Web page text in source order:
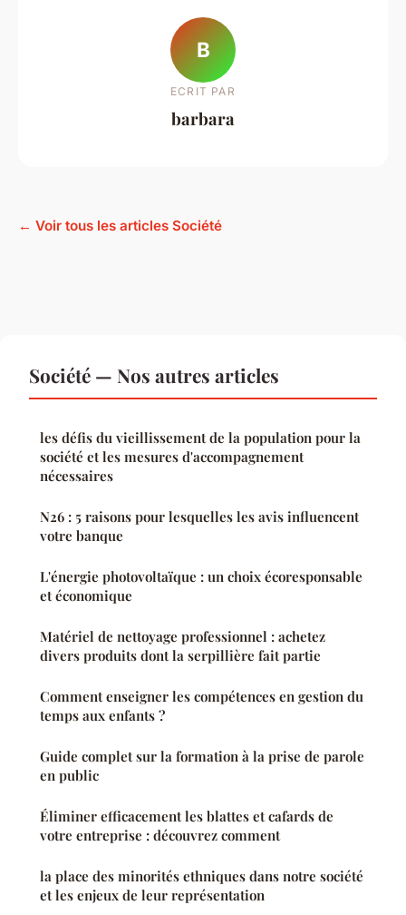
B
ECRIT PAR
barbara
← Voir tous les articles Société
Société — Nos autres articles
les défis du vieillissement de la population pour la
société et les mesures d'accompagnement
nécessaires
N26 : 5 raisons pour lesquelles les avis influencent
votre banque
L'énergie photovoltaïque : un choix écoresponsable
et économique
Matériel de nettoyage professionnel : achetez
divers produits dont la serpillière fait partie
Comment enseigner les compétences en gestion du
temps aux enfants ?
Guide complet sur la formation à la prise de parole
en public
Éliminer efficacement les blattes et cafards de
votre entreprise : découvrez comment
la place des minorités ethniques dans notre société
et les enjeux de leur représentation